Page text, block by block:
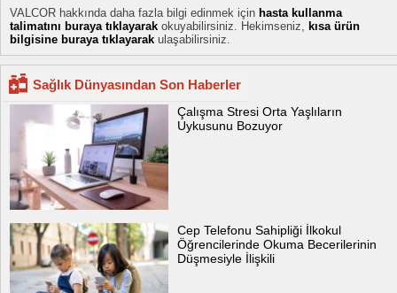
VALCOR hakkında daha fazla bilgi edinmek için hasta kullanma
talimatını buraya tıklayarak okuyabilirsiniz. Hekimseniz, kısa ürün
bilgisine buraya tıklayarak ulaşabilirsiniz.
Sağlık Dünyasından Son Haberler
Çalışma Stresi Orta Yaşlıların
Uykusunu Bozuyor
Cep Telefonu Sahipliği İlkokul
Öğrencilerinde Okuma Becerilerinin
Düşmesiyle İlişkili